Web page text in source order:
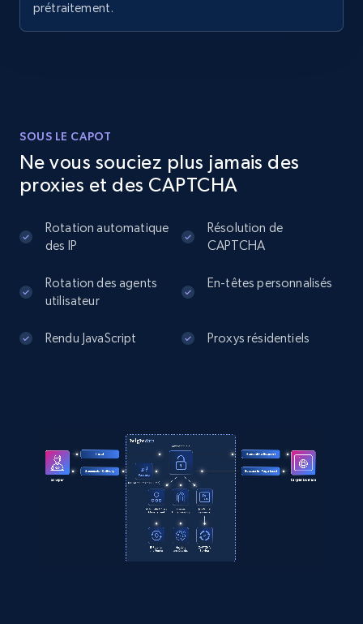
prétraitement.
SOUS LE CAPOT
Ne vous souciez plus jamais des
proxies et des CAPTCHA
Rotation automatique
des IP
Résolution de
CAPTCHA
Rotation des agents
utilisateur
En-têtes personnalisés
Rendu JavaScript Proxys résidentiels